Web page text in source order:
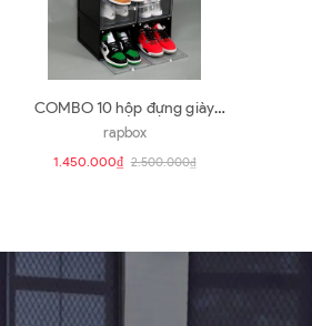
COMBO 10 hộp đựng giày
RAPBOX | màu đen
rapbox
1.450.000₫ 2.500.000₫